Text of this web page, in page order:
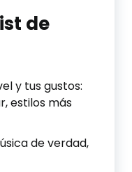
de
y tus gustos:
estilos más
de verdad,